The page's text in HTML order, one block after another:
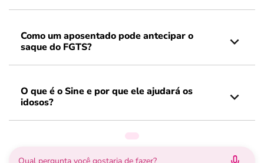
Como um aposentado pode antecipar o
saque do FGTS?
O que é o Sine e por que ele ajudará os
idosos?